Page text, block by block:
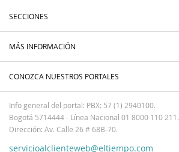
SECCIONES
MÁS INFORMACIÓN
CONOZCA NUESTROS PORTALES
Info general del portal: PBX: 57 (1) 2940100.
Bogotá 5714444 - Línea Nacional 01 8000 110 211.
Dirección: Av. Calle 26 # 68B-70.
servicioalclienteweb@eltiempo.com